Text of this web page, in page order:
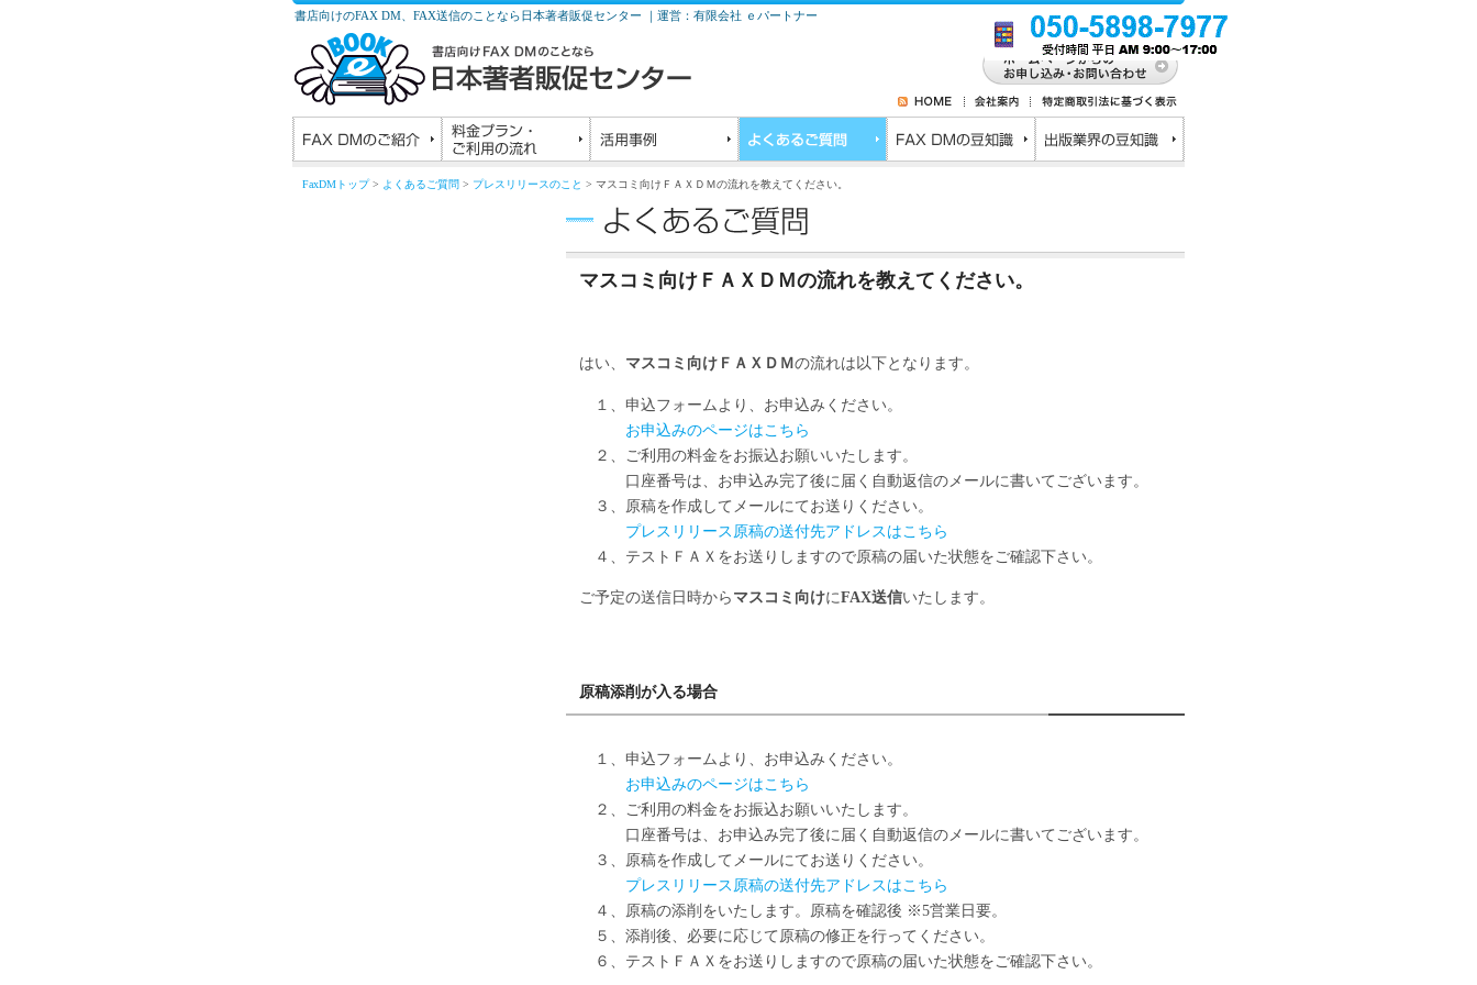
書店向けのFAX DM、FAX送信のことなら日本著者販促センター ｜運営：有限会社 ｅパートナー
FaxDMトップ> よくあるご質問 > プレスリリースのこと > マスコミ向けＦＡＸＤＭの流れを教えてください。
マスコミ向けＦＡＸＤＭの流れを教えてください。
はい、 マスコミ向け ＦＡＸＤＭの流れは以下となります。
１、申込フォームより、お申込みください。
お申込みのページはこちら
２、ご利用の料金をお振込お願いいたします。
口座番号は、お申込み完了後に届く自動返信のメールに書いてございます。
３、原稿を作成してメールにてお送りください。
プレスリリース原稿の送付先アドレスはこちら
４、テストＦＡＸをお送りしますので原稿の届いた状態をご確認下さい。
ご予定の送信日時からマスコミ向けにFAX送信いたします。
原稿添削 が入る場合
１、申込フォームより、お申込みください。
お申込みのページはこちら
２、ご利用の料金をお振込お願いいたします。
口座番号は、お申込み完了後に届く自動返信のメールに書いてございます。
３、原稿を作成してメールにてお送りください。
プレスリリース原稿の送付先アドレスはこちら
４、原稿の添削をいたします。原稿を確認後 ※5営業日要。
５、添削後、必要に応じて原稿の修正を行ってください。
６、テストＦＡＸをお送りしますので原稿の届いた状態をご確認下さい。